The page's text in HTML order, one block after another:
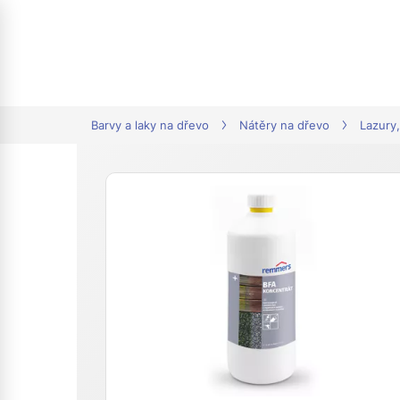
Barvy a laky na dřevo Nátěry na dřevo